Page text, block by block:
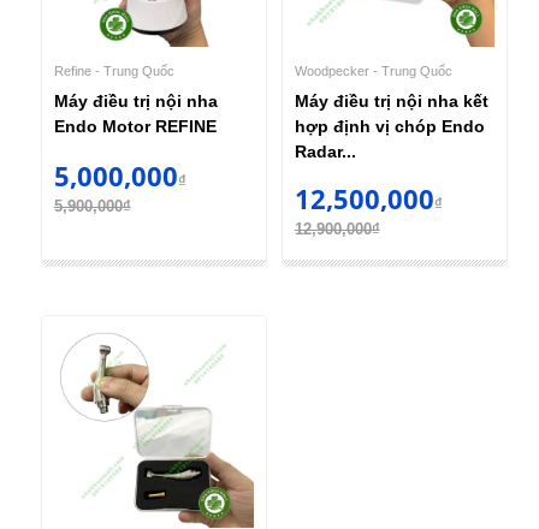
Refine - Trung Quốc
Máy điều trị nội nha
Endo Motor REFINE
5,000,000₫
5,900,000₫
Woodpecker - Trung Quốc
Máy điều trị nội nha kết
hợp định vị chóp Endo
Radar...
12,500,000₫
12,900,000₫